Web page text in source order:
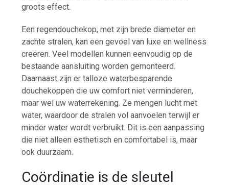
groots effect.
Een regendouchekop, met zijn brede diameter en
zachte stralen, kan een gevoel van luxe en wellness
creëren. Veel modellen kunnen eenvoudig op de
bestaande aansluiting worden gemonteerd.
Daarnaast zijn er talloze waterbesparende
douchekoppen die uw comfort niet verminderen,
maar wel uw waterrekening. Ze mengen lucht met
water, waardoor de stralen vol aanvoelen terwijl er
minder water wordt verbruikt. Dit is een aanpassing
die niet alleen esthetisch en comfortabel is, maar
ook duurzaam.
Coördinatie is de sleutel